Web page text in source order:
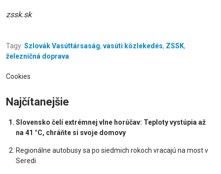
zssk.sk
Tagy: Szlovák Vasúttársaság, vasúti közlekedés, ZSSK,
železničná doprava
Cookies
Najčítanejšie
Slovensko čelí extrémnej vlne horúčav: Teploty vystúpia až
na 41 °C, chráňte si svoje domovy
Regionálne autobusy sa po siedmich rokoch vracajú na most v
Seredi